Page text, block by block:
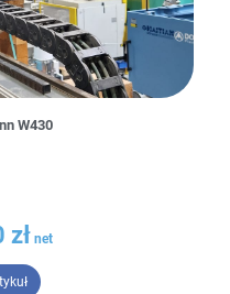
W430
zł
– Robot Wittmann W430